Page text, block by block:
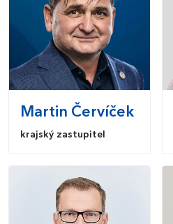
Martin Červíček
krajský zastupitel